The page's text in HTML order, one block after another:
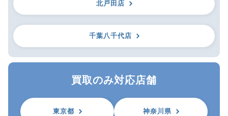
北戸田店
千葉八千代店
買取のみ対応店舗
東京都 神奈川県